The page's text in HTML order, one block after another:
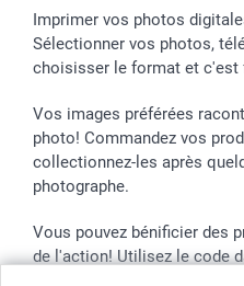
Imprimer vos photos
Sélectionner vos photos,
choisisser le format et c'est
Vos images préférées
photo! Commandez vos
collectionnez-les après
photographe.
Vous pouvez bénificier des
de l'action! Utilisez le code